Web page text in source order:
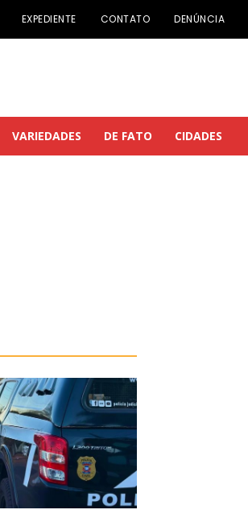
EXPEDIENTE CONTATO DENÚNCIA
VARIEDADES DE FATO CIDADES